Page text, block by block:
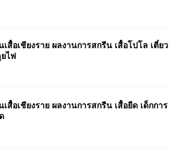
เสื้อเชียงราย ผลงานการสกรีน เสื้อโปโล เตี๋ยว
ยไฟ
เสื้อเชียงราย ผลงานการสกรีน เสื้อยืด เด็กการ